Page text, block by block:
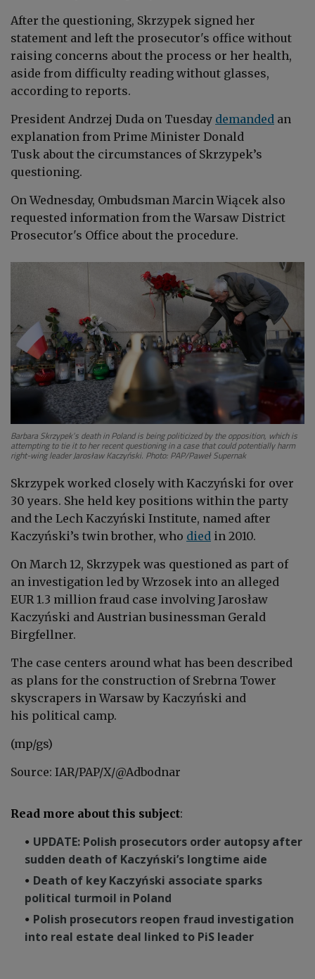
After the questioning, Skrzypek signed her
statement and left the prosecutor's office without
raising concerns about the process or her health,
aside from difficulty reading without glasses,
according to reports.
President Andrzej Duda on Tuesday demanded an
explanation from Prime Minister Donald
Tusk about the circumstances of Skrzypek’s
questioning.
On Wednesday, Ombudsman Marcin Wiącek also
requested information from the Warsaw District
Prosecutor's Office about the procedure.
Barbara Skrzypek’s death in Poland is being politicized by the opposition, which is
attempting to tie it to her recent questioning in a case that could potentially harm
right-wing leaderJarosław Kaczyński. Photo: PAP/Paweł Supernak
Skrzypek worked closely with Kaczyński for over
30 years. She held key positions within the party
and the Lech Kaczyński Institute, named after
Kaczyński’s twin brother, who died in 2010.
On March 12, Skrzypek was questioned as part of
an investigation led by Wrzosek into an alleged
EUR 1.3 million fraud case involving Jarosław
Kaczyński and Austrian businessman Gerald
Birgfellner.
The case centers around what has been described
as plans for the construction of Srebrna Tower
skyscrapers in Warsaw by Kaczyński and
his political camp.
(mp/gs)
Source: IAR/PAP/X/@Adbodnar
Read more about this subject:
UPDATE: Polish prosecutors order autopsy after
sudden death of Kaczyński’s longtime aide
Death of key Kaczyński associate sparks
political turmoil in Poland
Polish prosecutors reopen fraud investigation
into real estate deal linked to PiS leader